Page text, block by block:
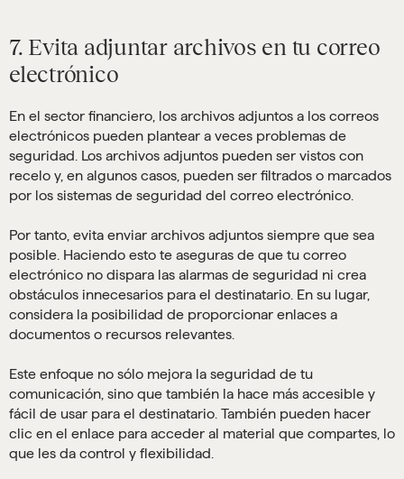
7. Evita adjuntar archivos en tu correo
electrónico
En el sector financiero, los archivos adjuntos a los correos
electrónicos pueden plantear a veces problemas de
seguridad. Los archivos adjuntos pueden ser vistos con
recelo y, en algunos casos, pueden ser filtrados o marcados
por los sistemas de seguridad del correo electrónico.
Por tanto, evita enviar archivos adjuntos siempre que sea
posible. Haciendo esto te aseguras de que tu correo
electrónico no dispara las alarmas de seguridad ni crea
obstáculos innecesarios para el destinatario. En su lugar,
considera la posibilidad de proporcionar enlaces a
documentos o recursos relevantes.
Este enfoque no sólo mejora la seguridad de tu
comunicación, sino que también la hace más accesible y
fácil de usar para el destinatario. También pueden hacer
clic en el enlace para acceder al material que compartes, lo
que les da control y flexibilidad.